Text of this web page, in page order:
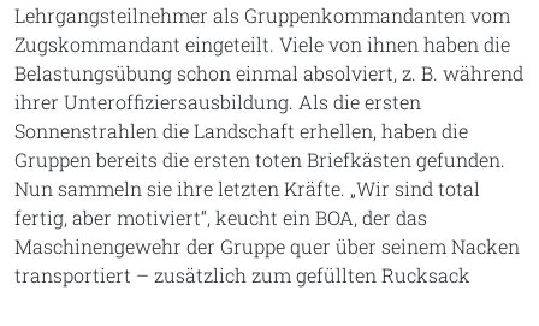
Lehrgangsteilnehmer als Gruppenkommandanten vom
Zugskommandant eingeteilt. Viele von ihnen haben die
Belastungsübung schon einmal absolviert, z. B. während
ihrer Unteroffiziersausbildung. Als die ersten
Sonnenstrahlen die Landschaft erhellen, haben die
Gruppen bereits die ersten toten Briefkästen gefunden.
Nun sammeln sie ihre letzten Kräfte. „Wir sind total
fertig, aber motiviert“, keucht ein BOA, der das
Maschinengewehr der Gruppe quer über seinem Nacken
transportiert – zusätzlich zum gefüllten Rucksack